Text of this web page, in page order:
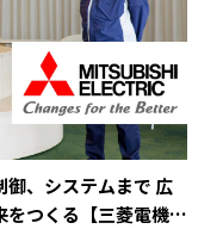
御、システムまで 広
つくる【三菱電機株